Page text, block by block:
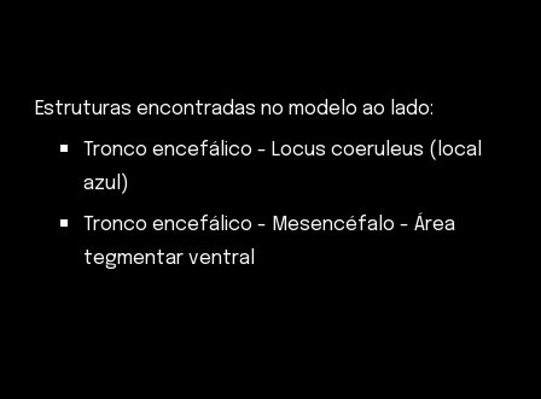
Estruturas encontradas no modelo ao lado:
Tronco encefálico - Locus coeruleus (local
azul)
Tronco encefálico - Mesencéfalo - Área
tegmentar ventral